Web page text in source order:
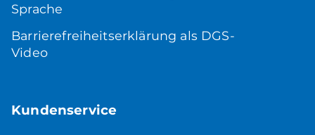
Sprache
Barrierefreiheitserklärung als DGS-
Video
Kundenservice